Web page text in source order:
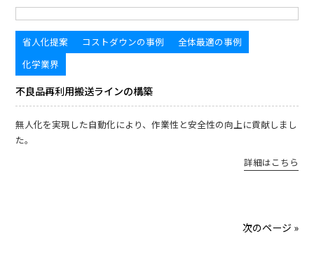
省人化提案 コストダウンの事例
全体最適の事例
化学業界
不良品再利用搬送ラインの構築
無人化を実現した自動化により、作業性と安全性の向上に貢献しまし
た。
詳細はこちら
次のページ »